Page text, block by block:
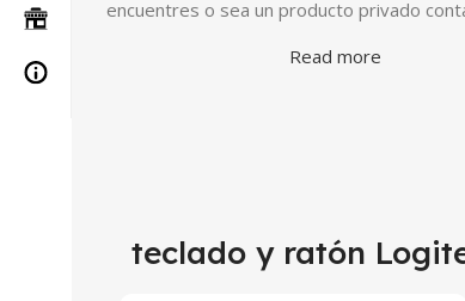
encuentres o sea un producto privado
Read more
teclado y ratón